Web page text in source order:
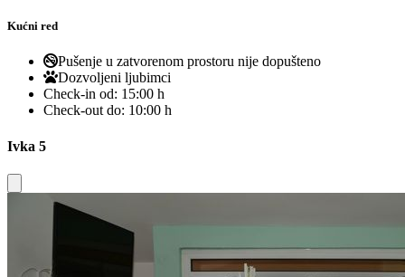
Kućni red
Pušenje u zatvorenom prostoru nije dopušteno
Dozvoljeni ljubimci
Check-in od: 15:00 h
Check-out do: 10:00 h
Ivka 5
Close modal